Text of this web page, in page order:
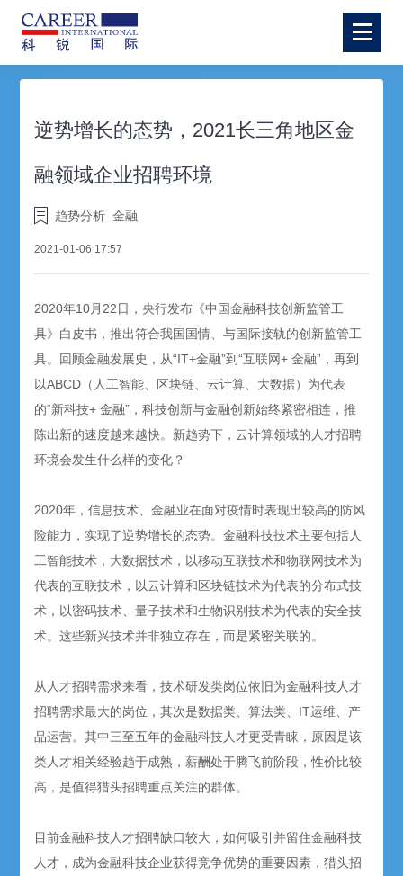
逆势增长的态势，2021长三角地区金
融领域企业招聘环境
趋势分析 金融
2021-01-06 17:57
2020年10月22日，央行发布《中国金融科技创新监管工
具》白皮书，推出符合我国国情、与国际接轨的创新监管工
具。回顾金融发展史，从“IT+金融”到“互联网+ 金融”，再到
以ABCD（人工智能、区块链、云计算、大数据）为代表
的“新科技+ 金融”，科技创新与金融创新始终紧密相连，推
陈出新的速度越来越快。新趋势下，云计算领域的人才招聘
环境会发生什么样的变化？
2020年，信息技术、金融业在面对疫情时表现出较高的防风
险能力，实现了逆势增长的态势。金融科技技术主要包括人
工智能技术，大数据技术，以移动互联技术和物联网技术为
代表的互联技术，以云计算和区块链技术为代表的分布式技
术，以密码技术、量子技术和生物识别技术为代表的安全技
术。这些新兴技术并非独立存在，而是紧密关联的。
从人才招聘需求来看，技术研发类岗位依旧为金融科技人才
招聘需求最大的岗位，其次是数据类、算法类、IT运维、产
品运营。其中三至五年的金融科技人才更受青睐，原因是该
类人才相关经验趋于成熟，薪酬处于腾飞前阶段，性价比较
高，是值得猎头招聘重点关注的群体。
目前金融科技人才招聘缺口较大，如何吸引并留住金融科技
人才，成为金融科技企业获得竞争优势的重要因素，猎头招